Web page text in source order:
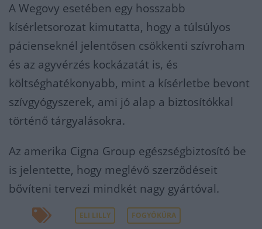
A Wegovy esetében egy hosszabb
kísérletsorozat kimutatta, hogy a túlsúlyos
pácienseknél jelentősen csökkenti szívroham
és az agyvérzés kockázatát is, és
költséghatékonyabb, mint a kísérletbe bevont
szívgyógyszerek, ami jó alap a biztosítókkal
történő tárgyalásokra.
Az amerika Cigna Group egészségbiztosító be
is jelentette, hogy meglévő szerződéseit
bővíteni tervezi mindkét nagy gyártóval.
ELI LILLY FOGYÓKÚRA